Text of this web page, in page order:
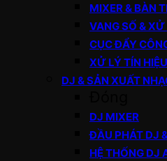
MIXER & BÀN
VANG SỐ &
CỤC ĐẨY
XỬ LÝ TÍN HIỆU
DJ & SẢN XUẤT
DJ MIXER
ĐẦU PHÁT DJ
HỆ THỐNG DJ